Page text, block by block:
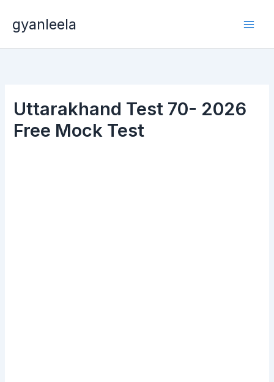
gyanleela
Uttarakhand Test 70- 2026
Free Mock Test